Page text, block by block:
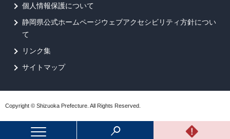
個人情報保護について
静岡県公式ホームページウェブアクセシビリティ方針につい
て
リンク集
サイトマップ
Copyright © Shizuoka Prefecture. All Rights Reserved.